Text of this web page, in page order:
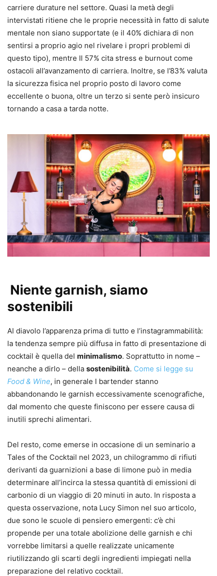
carriere durature nel settore. Quasi la metà degli
intervistati ritiene che le proprie necessità in fatto di salute
mentale non siano supportate (e il 40% dichiara di non
sentirsi a proprio agio nel rivelare i propri problemi di
questo tipo), mentre Il 57% cita stress e burnout come
ostacoli all’avanzamento di carriera. Inoltre, se l’83% valuta
la sicurezza fisica nel proprio posto di lavoro come
eccellente o buona, oltre un terzo si sente però insicuro
tornando a casa a tarda notte.
Niente garnish, siamo
sostenibili
Al diavolo l’apparenza prima di tutto e l’instagrammabilità:
la tendenza sempre più diffusa in fatto di presentazione di
cocktail è quella del minimalismo. Soprattutto in nome –
neanche a dirlo – della sostenibilità. Come si legge su
Food & Wine, in generale I bartender stanno
abbandonando le garnish eccessivamente scenografiche,
dal momento che queste finiscono per essere causa di
inutili sprechi alimentari.
Del resto, come emerse in occasione di un seminario a
Tales of the Cocktail nel 2023, un chilogrammo di rifiuti
derivanti da guarnizioni a base di limone può in media
determinare all’incirca la stessa quantità di emissioni di
carbonio di un viaggio di 20 minuti in auto. In risposta a
questa osservazione, nota Lucy Simon nel suo articolo,
due sono le scuole di pensiero emergenti: c’è chi
propende per una totale abolizione delle garnish e chi
vorrebbe limitarsi a quelle realizzate unicamente
riutilizzando gli scarti degli ingredienti impiegati nella
preparazione del relativo cocktail.